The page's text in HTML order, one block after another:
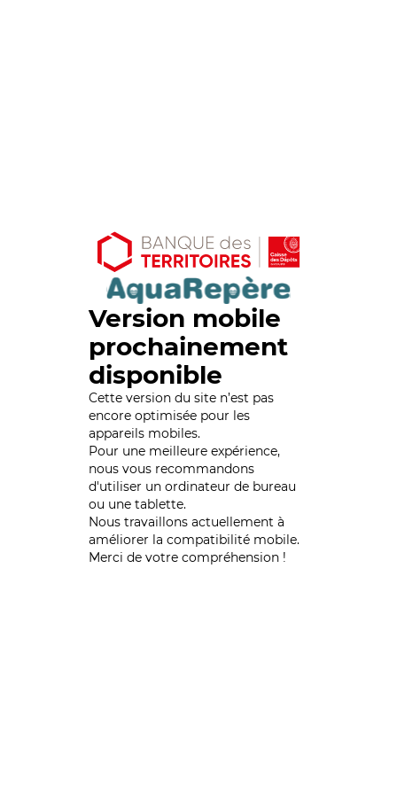
Version mobile
prochainement
disponible
Cette version du site n’est pas
encore optimisée pour les
appareils mobiles.
Pour une meilleure expérience,
nous vous recommandons
d'utiliser un ordinateur de bureau
ou une tablette.
Nous travaillons actuellement à
améliorer la compatibilité mobile.
Merci de votre compréhension !